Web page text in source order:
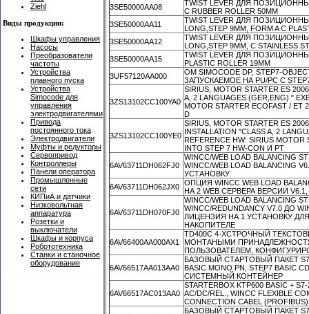
Ziehl
Виды продукции:
Шкафы управления
Насосы
Преобразователи
частоты
Устройства
плавного пуска
Устройства
Simocode для
управления
электродвигателями
Привода
постоянного тока
Электродвигатели
Муфты и редукторы
Сервопривод
Контроллеры
Панели оператора
Промышленные
сети
КИПиА и датчики
Низковольтная
аппаратура
Розетки и
выключатели
Шкафы и корпуса
Робототехника
Станки и станочное
оборудование
3SE50000AA08
TWIST LEVER ДЛЯ
C RUBBER ROLLER 50MM
3SE50000AA11
TWIST LEVER ДЛЯ
LONG,STEP 9MM, FORM A C
3SE50000AA12
TWIST LEVER ДЛЯ
LONG,STEP 9MM, C STAINLESS
3SE50000AA15
TWIST LEVER ДЛЯ
PLASTIC ROLLER 19MM
3UF57120AA000
OM SIMOCODE DP, STEP7-
ЗАПУСКАЕМОЕ НА PU/PC C
3ZS13102CC100YA0
SIRIUS, MOTOR STARTER ES
A, 2 LANGUAGES (GER,ENG) "
MOTOR STARTER ECOFAST / ET
D
3ZS13102CC100YE0
SIRIUS, MOTOR STARTER ES
INSTALLATION "CLASS A, 2
REFERENCE HW: SIRIUS
INTO STEP 7 HW-CON И PT
6AV63711DH062FJ0
WINCC/WEB LOAD BALANCING
WINCC/WEB LOAD
УСТАНОВКУ
6AV63711DH062JX0 ОПЦИЯ WINCC WEB LOAD
НА 2 WEB СЕРВЕРА ВЕРСИИ
6AV63711DH070FJ0
WINCC/WEB LOAD
WINCC/REDUNDANCY V7.0 ДО
ЛИЦЕНЗИЯ НА 1 УСТАНОВКУ
НАКОПИТЕЛЕ
6AV66400AA000AX1
TD400C 4-ХСТРОЧНЫЙ
МОНТАНЫМИ
ПОЛЬЗОВАТЕЛЕМ,
6AV66517AA013AA0
БАЗОВЫЙ СТАРТОВЫЙ ПАКЕТ S7-
BASIC MONO PN, STEP7
СИСТЕМНЫЙ КОНТЕЙНЕР
6AV66517AC013AA0
STARTERBOX KTP600 BASIC +
AC/DC/REL., WINCC FLEXIBLE
CONNECTION CABEL
БАЗОВЫЙ СТАРТОВЫЙ ПАКЕТ S7-